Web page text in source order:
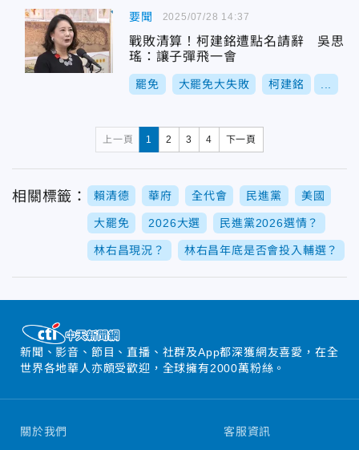
要聞
戰敗清算！柯建銘遭點名請辭 吳思
瑤：讓子彈飛一會
罷免 大罷免大失敗 柯建銘
2025/07/28 14:37
上一頁 1 2 3 4 下一頁
相關標籤： 賴清德 華府 全代會 民進黨 美國
大罷免 2026大選 民進黨2026選情？
林右昌現況？ 林右昌年底是否會投入輔選？
新聞、影音、節目、直播、社群及App都深獲網友喜愛，在全
世界各地華人亦頗受歡迎，全球擁有2000萬粉絲。
關於我們 客服資訊